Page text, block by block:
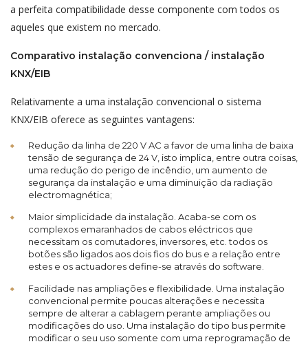
a perfeita compatibilidade desse componente com todos os
aqueles que existem no mercado.
Comparativo instalação convenciona / instalação
KNX/EIB
Relativamente a uma instalação convencional o sistema
KNX/EIB oferece as seguintes vantagens:
Redução da linha de 220 V AC a favor de uma linha de baixa
tensão de segurança de 24 V, isto implica, entre outra coisas,
uma redução do perigo de incêndio, um aumento de
segurança da instalação e uma diminuição da radiação
electromagnética;
Maior simplicidade da instalação. Acaba-se com os
complexos emaranhados de cabos eléctricos que
necessitam os comutadores, inversores, etc. todos os
botões são ligados aos dois fios do bus e a relação entre
estes e os actuadores define-se através do software.
Facilidade nas ampliações e flexibilidade. Uma instalação
convencional permite poucas alterações e necessita
sempre de alterar a cablagem perante ampliações ou
modificações do uso. Uma instalação do tipo bus permite
modificar o seu uso somente com uma reprogramação de